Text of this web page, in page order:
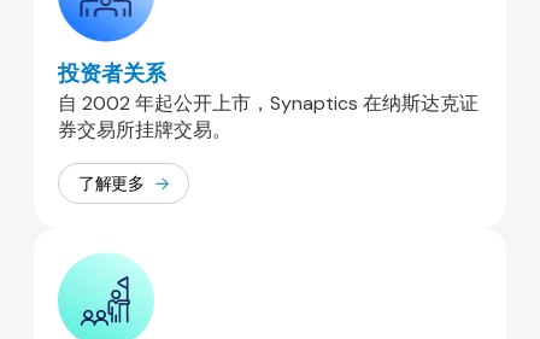
投资者关系
自 2002 年起公开上市，Synaptics 在纳斯达克证
券交易所挂牌交易。
了解更多